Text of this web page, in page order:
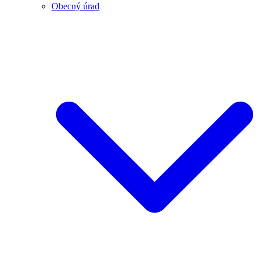
Obecný úrad